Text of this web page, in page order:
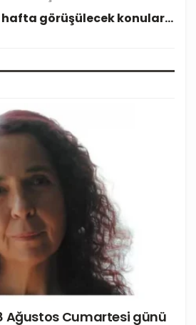
hafta görüşülecek konular…
Ağustos Cumartesi günü